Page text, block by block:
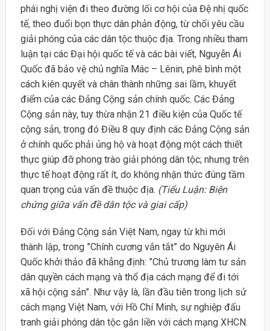
phái nghị viện đi theo đường lối cơ hội của Đệ nhị quốc
tế, theo đuổi bọn thực dân phản động, từ chối yêu cầu
giải phóng của các dân tộc thuộc địa. Trong nhiều tham
luận tại các Đại hội quốc tế và các bài viết, Nguyễn Ái
Quốc đã bảo vệ chủ nghĩa Mác – Lênin, phê bình một
cách kiên quyết và chân thành những sai lầm, khuyết
điểm của các Đảng Cộng sản chính quốc. Các Đảng
Cộng sản này, tuy thừa nhận 21 điều kiện của Quốc tế
cộng sản, trong đó Điều 8 quy định các Đảng Cộng sản
ở chính quốc phải ủng hộ và hoạt động một cách thiết
thực giúp đỡ phong trào giải phóng dân tộc; nhưng trên
thực tế hoạt động rất ít, do không nhận thức đúng tầm
quan trọng của vấn đề thuộc địa. (Tiểu Luận: Biện
chứng giữa vấn đề dân tộc và giai cấp)
Đối với Đảng Cộng sản Việt Nam, ngay từ khi mới
thành lập, trong ”Chính cương vắn tắt” do Nguyên Ái
Quốc khởi thảo đã khẳng định: ”Chủ trương làm tư sản
dân quyền cách mạng và thổ địa cách mạng để đi tới
xã hội cộng sản”. Như vậy là, lần đầu tiên trong lịch sử
cách mạng Việt Nam, với Hồ Chí Minh, sự nghiệp đấu
tranh giải phóng dân tộc gắn liền với cách mạng XHCN.